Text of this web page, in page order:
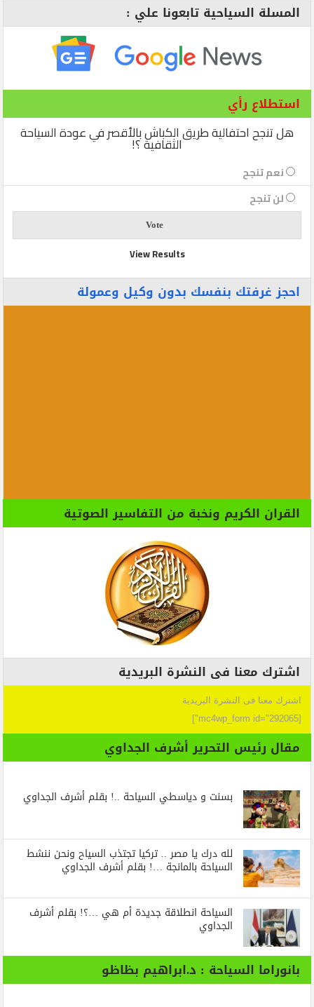
المسلة السياحية تابعونا علي :
استطلاع رأي
هل تنجح احتفالية طريق الكباش بالأقصر في عودة السياحة
الثقافية ؟!
نعم تنجح
لن تنجح
View Results
احجز غرفتك بنفسك بدون وكيل وعمولة
القران الكريم ونخبة من التفاسير الصوتية
اشترك معنا فى النشرة البريدية
اشترك معنا فى النشرة البريدية
[mc4wp_form id="292065"]
مقال رئيس التحرير أشرف الجداوي
بسنت و دياسطي السياحة ..! بقلم أشرف الجداوي
لله درك يا مصر .. تركيا تجتذب السياح ونحن ننشط
السياحة بالمانجة …! بقلم أشرف الجداوي
السياحة انطلاقة جديدة أم هي …؟! بقلم أشرف
الجداوي
بانوراما السياحة : د.ابراهيم بظاظو